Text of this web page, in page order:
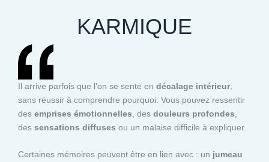
KARMIQUE
Il arrive parfois que l’on se sente en décalage intérieur,
sans réussir à comprendre pourquoi. Vous pouvez ressentir
des emprises émotionnelles , des douleurs profondes
des sensations diffuses ou un malaise difficile à expliquer.
Certaines mémoires peuvent être en lien avec : un jumeau